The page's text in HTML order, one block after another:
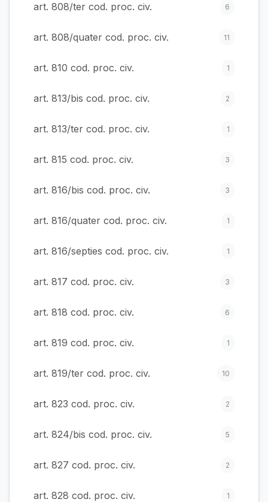
art. 808/ter cod. proc. civ. 6
art. 808/quater cod. proc. civ. 11
art. 810 cod. proc. civ. 1
art. 813/bis cod. proc. civ. 2
art. 813/ter cod. proc. civ. 1
art. 815 cod. proc. civ. 3
art. 816/bis cod. proc. civ. 3
art. 816/quater cod. proc. civ. 1
art. 816/septies cod. proc. civ. 1
art. 817 cod. proc. civ. 3
art. 818 cod. proc. civ. 6
art. 819 cod. proc. civ. 1
art. 819/ter cod. proc. civ. 10
art. 823 cod. proc. civ. 2
art. 824/bis cod. proc. civ. 5
art. 827 cod. proc. civ. 2
art. 828 cod. proc. civ. 1